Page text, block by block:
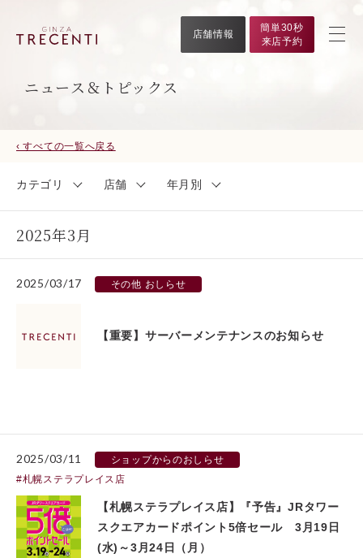
店舗情報
簡単30秒
来店予約
ニュース＆トピックス
‹ すべての一覧へ戻る
カテゴリ 店舗 年月別
2025年3月
2025/03/17 その他 おしらせ
【重要】サーバーメンテナンスのお知らせ
2025/03/11
ショップからのおしらせ
札幌ステラプレイス店
【札幌ステラプレイス店】『予告』JRタワー
スクエアカードポイント5倍セール 3月19日
(水)～3月24日（月）